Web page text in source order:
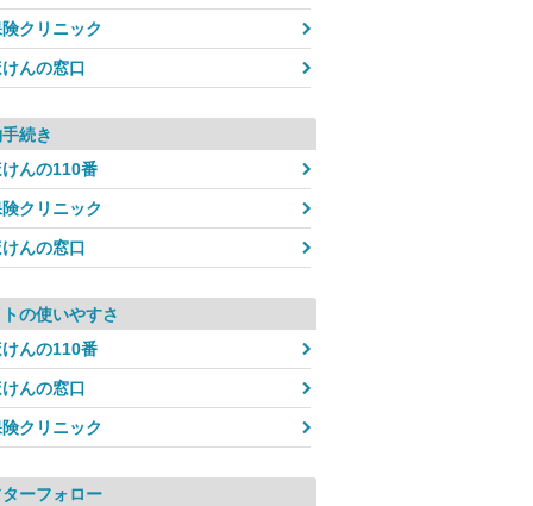
クリニック
んの窓口
続き
んの110番
クリニック
んの窓口
の使いやすさ
んの110番
んの窓口
クリニック
ーフォロー